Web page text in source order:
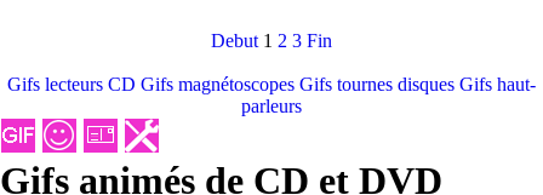
Debut 1 2 3 Fin
Gifs lecteurs CD Gifs magnétoscopes Gifs tournes disques Gifs haut-
parleurs
Gifs animés de CD et DVD